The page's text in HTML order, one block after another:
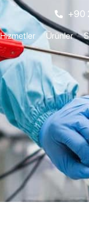
+90
Hizmetler Ürünler